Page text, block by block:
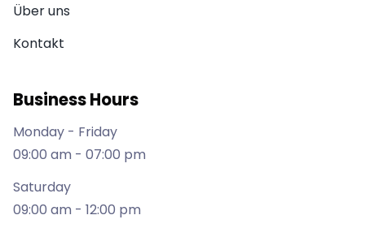
Über uns
Kontakt
Business Hours
Monday - Friday
09:00 am - 07:00 pm
Saturday
09:00 am - 12:00 pm